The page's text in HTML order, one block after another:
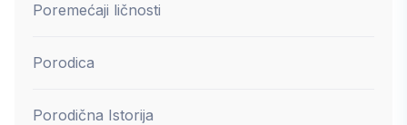
Poremećaji ličnosti
Porodica
Porodična Istorija